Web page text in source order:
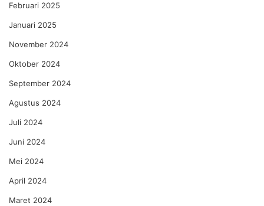
Februari 2025
Januari 2025
November 2024
Oktober 2024
September 2024
Agustus 2024
Juli 2024
Juni 2024
Mei 2024
April 2024
Maret 2024